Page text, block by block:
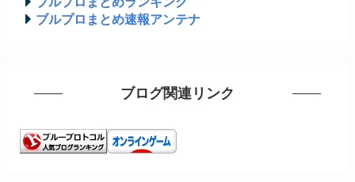
ブルプロまとめ速報アンテナ
ブログ関連リンク